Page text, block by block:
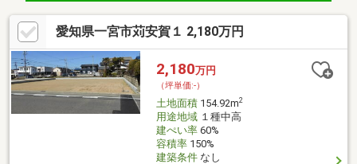
愛知県一宮市苅安賀１ 2,180万円
2,180万円
（坪単価:-）
土地面積154.92m2
用途地域１種中高
建ぺい率60%
容積率150%
建築条件なし